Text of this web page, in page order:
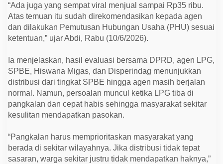
a
n
N
a
k
T
e
r
a
n
c
a
m
U
“Ada juga yang sempat viral menjual sampai Rp35 ribu.
Atas temuan itu sudah direkomendasikan kepada agen
dan dilakukan Pemutusan Hubungan Usaha (PHU) sesuai
ketentuan,” ujar Abdi, Rabu (10/6/2026).
Ia menjelaskan, hasil evaluasi bersama DPRD, agen LPG,
SPBE, Hiswana Migas, dan Disperindag menunjukkan
distribusi dari tingkat SPBE hingga agen masih berjalan
normal. Namun, persoalan muncul ketika LPG tiba di
pangkalan dan cepat habis sehingga masyarakat sekitar
kesulitan mendapatkan pasokan.
“Pangkalan harus memprioritaskan masyarakat yang
berada di sekitar wilayahnya. Jika distribusi tidak tepat
sasaran, warga sekitar justru tidak mendapatkan haknya,”